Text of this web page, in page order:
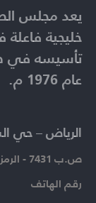
الرياض – حي
ص.ب 7431 - الرمز البريدي 11462
رقم الهاتف​
يعد مجلس
خليجية
عام 1976 م.